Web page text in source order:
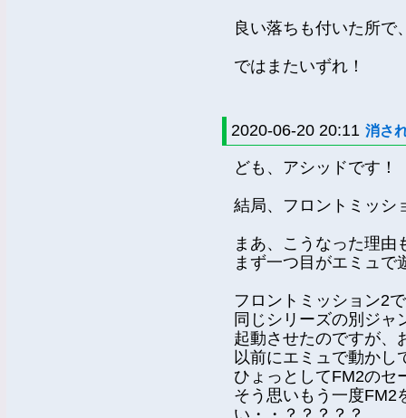
良い落ちも付いた所で
ではまたいずれ！
2020-06-20 20:11 消さ
ども、アシッドです！
結局、フロントミッシ
まあ、こうなった理由
まず一つ目がエミュで
フロントミッション2
同じシリーズの別ジャ
起動させたのですが、
以前にエミュで動かし
ひょっとしてFM2のセ
そう思いもう一度FM2
い・・？？？？？